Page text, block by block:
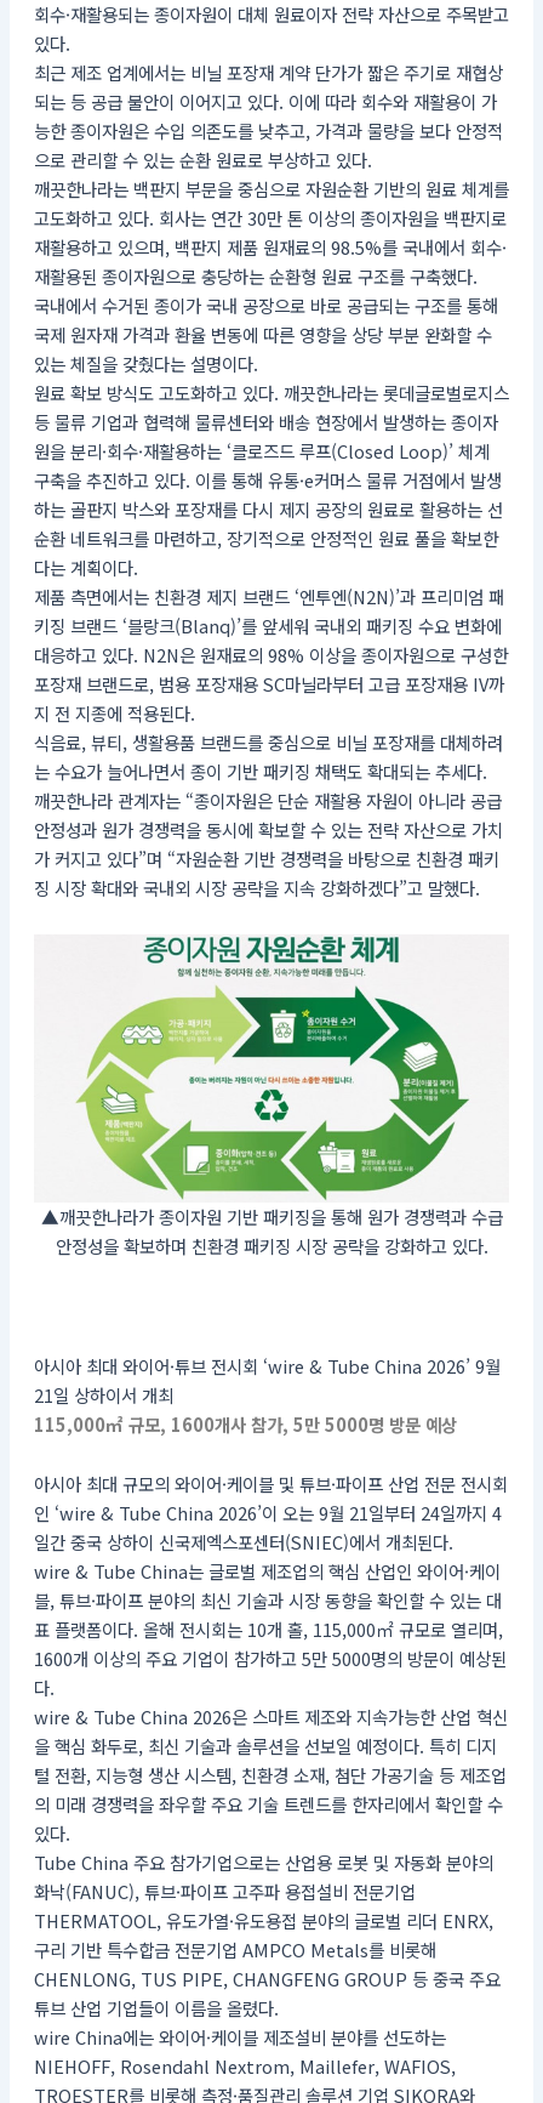
회수·재활용되는 종이자원이 대체 원료이자 전략 자산으로 주목받고
있다.
최근 제조 업계에서는 비닐 포장재 계약 단가가 짧은 주기로 재협상
되는 등 공급 불안이 이어지고 있다. 이에 따라 회수와 재활용이 가
능한 종이자원은 수입 의존도를 낮추고, 가격과 물량을 보다 안정적
으로 관리할 수 있는 순환 원료로 부상하고 있다.
깨끗한나라는 백판지 부문을 중심으로 자원순환 기반의 원료 체계를
고도화하고 있다. 회사는 연간 30만 톤 이상의 종이자원을 백판지로
재활용하고 있으며, 백판지 제품 원재료의 98.5%를 국내에서 회수·
재활용된 종이자원으로 충당하는 순환형 원료 구조를 구축했다.
국내에서 수거된 종이가 국내 공장으로 바로 공급되는 구조를 통해
국제 원자재 가격과 환율 변동에 따른 영향을 상당 부분 완화할 수
있는 체질을 갖췄다는 설명이다.
원료 확보 방식도 고도화하고 있다. 깨끗한나라는 롯데글로벌로지스
등 물류 기업과 협력해 물류센터와 배송 현장에서 발생하는 종이자
원을 분리·회수·재활용하는 ‘클로즈드 루프(Closed Loop)’ 체계
구축을 추진하고 있다. 이를 통해 유통·e커머스 물류 거점에서 발생
하는 골판지 박스와 포장재를 다시 제지 공장의 원료로 활용하는 선
순환 네트워크를 마련하고, 장기적으로 안정적인 원료 풀을 확보한
다는 계획이다.
제품 측면에서는 친환경 제지 브랜드 ‘엔투엔(N2N)’과 프리미엄 패
키징 브랜드 ‘블랑크(Blanq)’를 앞세워 국내외 패키징 수요 변화에
대응하고 있다. N2N은 원재료의 98% 이상을 종이자원으로 구성한
포장재 브랜드로, 범용 포장재용 SC마닐라부터 고급 포장재용 IV까
지 전 지종에 적용된다.
식음료, 뷰티, 생활용품 브랜드를 중심으로 비닐 포장재를 대체하려
는 수요가 늘어나면서 종이 기반 패키징 채택도 확대되는 추세다.
깨끗한나라 관계자는 “종이자원은 단순 재활용 자원이 아니라 공급
안정성과 원가 경쟁력을 동시에 확보할 수 있는 전략 자산으로 가치
가 커지고 있다”며 “자원순환 기반 경쟁력을 바탕으로 친환경 패키
징 시장 확대와 국내외 시장 공략을 지속 강화하겠다”고 말했다.
▲깨끗한나라가 종이자원 기반 패키징을 통해 원가 경쟁력과 수급
안정성을 확보하며 친환경 패키징 시장 공략을 강화하고 있다.
아시아 최대 와이어·튜브 전시회 ‘wire & Tube China 2026’ 9월
21일 상하이서 개최
115,000㎡ 규모, 1600개사 참가, 5만 5000명 방문 예상
아시아 최대 규모의 와이어·케이블 및 튜브·파이프 산업 전문 전시회
인 ‘wire & Tube China 2026’이 오는 9월 21일부터 24일까지 4
일간 중국 상하이 신국제엑스포센터(SNIEC)에서 개최된다.
wire & Tube China는 글로벌 제조업의 핵심 산업인 와이어·케이
블, 튜브·파이프 분야의 최신 기술과 시장 동향을 확인할 수 있는 대
표 플랫폼이다. 올해 전시회는 10개 홀, 115,000㎡ 규모로 열리며,
1600개 이상의 주요 기업이 참가하고 5만 5000명의 방문이 예상된
다.
wire & Tube China 2026은 스마트 제조와 지속가능한 산업 혁신
을 핵심 화두로, 최신 기술과 솔루션을 선보일 예정이다. 특히 디지
털 전환, 지능형 생산 시스템, 친환경 소재, 첨단 가공기술 등 제조업
의 미래 경쟁력을 좌우할 주요 기술 트렌드를 한자리에서 확인할 수
있다.
Tube China 주요 참가기업으로는 산업용 로봇 및 자동화 분야의
화낙(FANUC), 튜브·파이프 고주파 용접설비 전문기업
THERMATOOL, 유도가열·유도용접 분야의 글로벌 리더 ENRX,
구리 기반 특수합금 전문기업 AMPCO Metals를 비롯해
CHENLONG, TUS PIPE, CHANGFENG GROUP 등 중국 주요
튜브 산업 기업들이 이름을 올렸다.
wire China에는 와이어·케이블 제조설비 분야를 선도하는
NIEHOFF, Rosendahl Nextrom, Maillefer, WAFIOS,
TROESTER를 비롯해 측정·품질관리 솔루션 기업 SIKORA와